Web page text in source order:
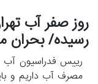
روز صفر آب
رسیده/ بحران
رییس فدراسیون آب
مصرف آب داریم و